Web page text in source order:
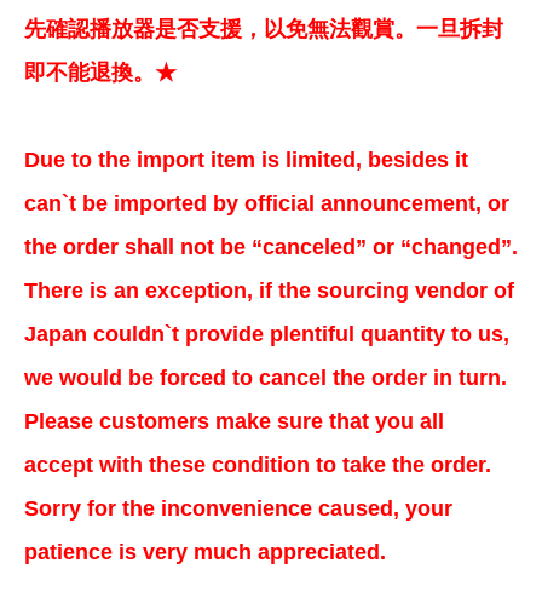
先確認播放器是否支援，以免無法觀賞。一旦拆封
即不能退換。★
Due to the import item is limited, besides it
can`t be imported by official announcement, or
the order shall not be “canceled” or “changed”.
There is an exception, if the sourcing vendor of
Japan couldn`t provide plentiful quantity to us,
we would be forced to cancel the order in turn.
Please customers make sure that you all
accept with these condition to take the order.
Sorry for the inconvenience caused, your
patience is very much appreciated.